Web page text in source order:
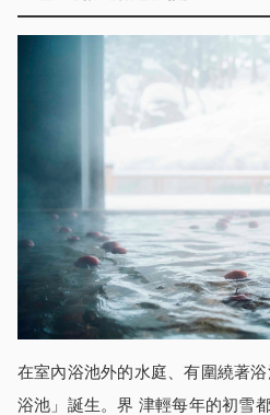
在室內浴池外的水庭、有圍繞著
浴池」誕生。界 津輕每年的初雪